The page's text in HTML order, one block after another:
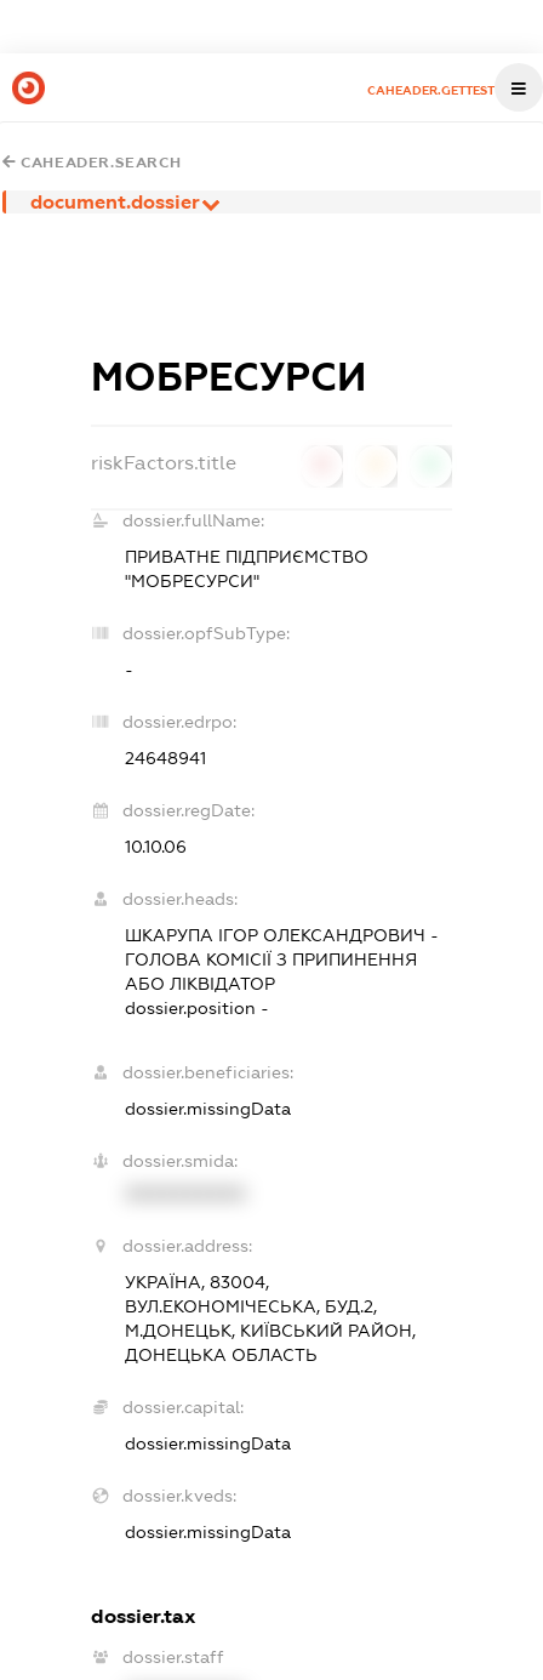
CAHEADER.GETTEST
CAHEADER.SEARCH
document.dossier
МОБРЕСУРСИ
riskFactors.title
dossier.fullName:
ПРИВАТНЕ ПІДПРИЄМСТВО
"МОБРЕСУРСИ"
dossier.opfSubType:
-
dossier.edrpo:
24648941
dossier.regDate:
10.10.06
dossier.heads:
ШКАРУПА ІГОР ОЛЕКСАНДРОВИЧ -
ГОЛОВА КОМІСІЇ З ПРИПИНЕННЯ
АБО ЛІКВІДАТОР
dossier.position -
dossier.beneficiaries:
dossier.missingData
dossier.smida:
dossier.address:
УКРАЇНА, 83004,
ВУЛ.ЕКОНОМІЧЕСЬКА, БУД.2,
М.ДОНЕЦЬК, КИЇВСЬКИЙ РАЙОН,
ДОНЕЦЬКА ОБЛАСТЬ
dossier.capital:
dossier.missingData
dossier.kveds:
dossier.missingData
dossier.tax
dossier.staff